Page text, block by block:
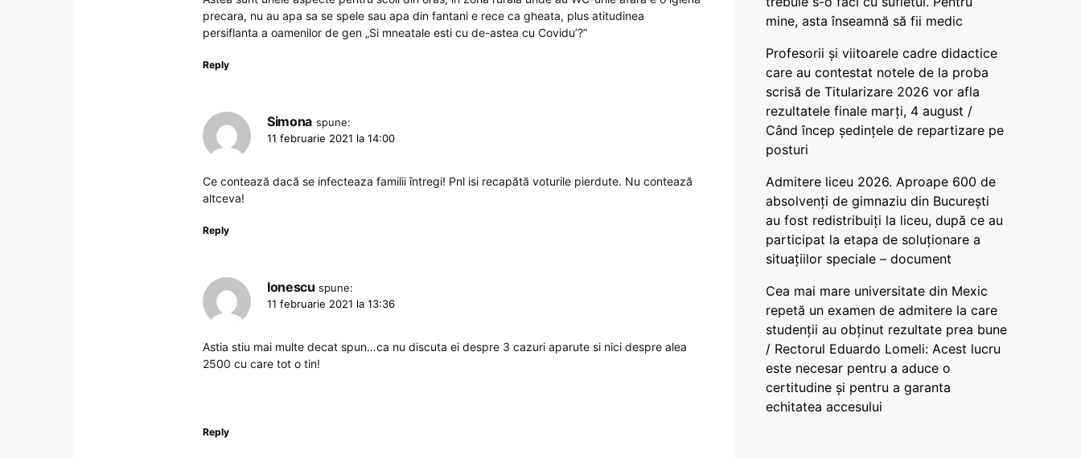
precara, nu au apa sa se spele sau apa din fantani e rece ca gheata, plus atitudinea
persiflanta a oamenilor de gen „Si mneatale esti cu de-astea cu Covidu’?”
Reply
Simona spune:
11 februarie 2021 la 14:00
Ce contează dacă se infecteaza familii întregi! Pnl isi recapătă voturile pierdute. Nu contează
altceva!
Reply
Ionescu spune:
11 februarie 2021 la 13:36
Astia stiu mai multe decat spun…ca nu discuta ei despre 3 cazuri aparute si nici despre alea
2500 cu care tot o tin!
Reply
mine, asta înseamnă să fii medic
Profesorii și viitoarele cadre didactice
care au contestat notele de la proba
scrisă de Titularizare 2026 vor afla
rezultatele finale marți, 4 august /
Când încep ședințele de repartizare pe
posturi
Admitere liceu 2026. Aproape 600 de
absolvenți de gimnaziu din București
au fost redistribuiți la liceu, după ce au
participat la etapa de soluționare a
situațiilor speciale – document
Cea mai mare universitate din Mexic
repetă un examen de admitere la care
studenții au obținut rezultate prea bune
/ Rectorul Eduardo Lomeli: Acest lucru
este necesar pentru a aduce o
certitudine şi pentru a garanta
echitatea accesului